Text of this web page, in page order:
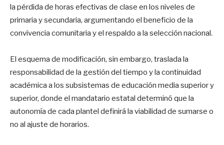
la pérdida de horas efectivas de clase en los niveles de
primaria y secundaria, argumentando el beneficio de la
convivencia comunitaria y el respaldo a la selección nacional.
El esquema de modificación, sin embargo, traslada la
responsabilidad de la gestión del tiempo y la continuidad
académica a los subsistemas de educación media superior y
superior, donde el mandatario estatal determinó que la
autonomía de cada plantel definirá la viabilidad de sumarse o
no al ajuste de horarios.